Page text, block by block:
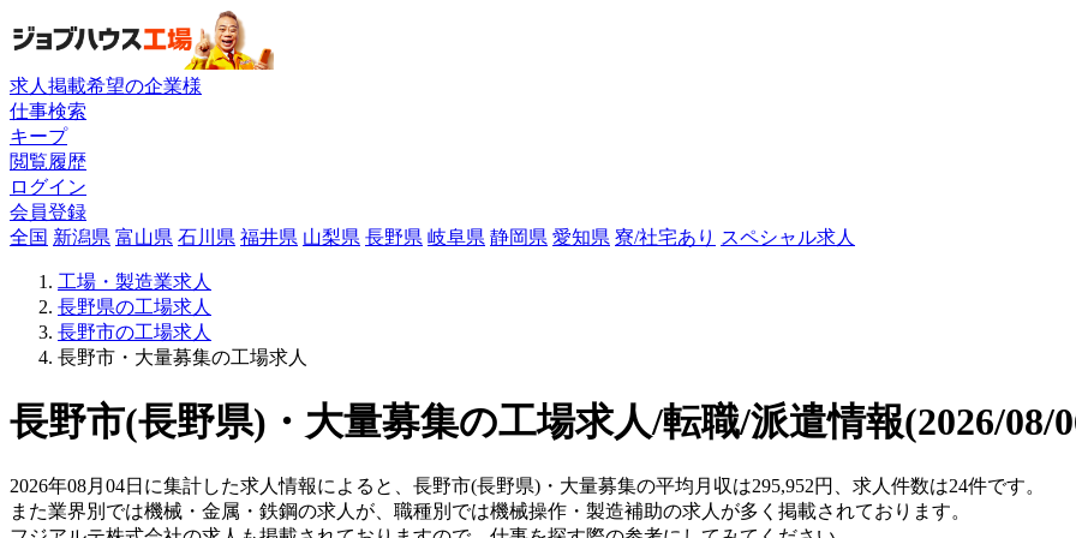
求人掲載希望の企業様
仕事検索
キープ
閲覧履歴
ログイン
会員登録
全国 新潟県 富山県 石川県 福井県 山梨県 長野県 岐阜県 静岡県 愛知県 寮/社宅あり スペシャル求人
工場・製造業求人
長野県の工場求人
長野市の工場求人
長野市・大量募集の工場求人
長野市(長野県)・大量募集の工場求人/転職/派遣情報(2026/08/
2026年08月04日に集計した求人情報によると、長野市(長野県)・大量募集の平均月収は295,952円、求人件数は24件です。
また業界別では機械・金属・鉄鋼の求人が、職種別では機械操作・製造補助の求人が多く掲載されております。